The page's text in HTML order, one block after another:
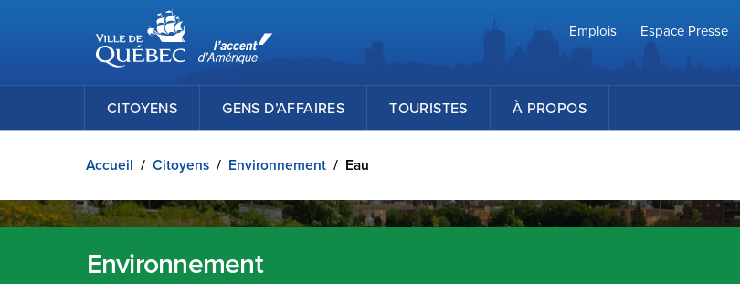
Passer au contenu principal
Ville de Québec
Emplois
Espace Presse
CITOYENS GENS D’AFFAIRES TOURISTES À PROPOS
Accueil / Citoyens / Environnement / Eau
Environnement